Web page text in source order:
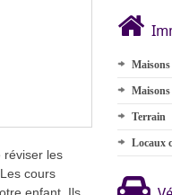
réviser les
cours
enfant. Ils
Terrain
Locaux